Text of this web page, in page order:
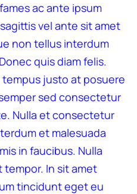
ac ante ipsum
vel ante sit amet
non tellus interdum
quis diam felis.
tempus justo at posuere
sed consectetur
Nulla et consectetur
et malesuada
in faucibus. Nulla
In sit amet
tincidunt eget eu